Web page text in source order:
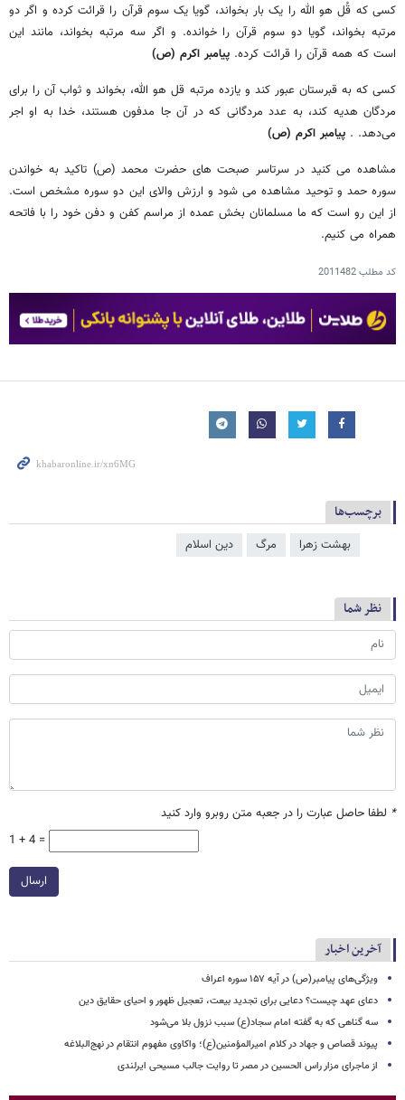
کسی که قُل هو الله را یک بار بخواند، گویا یک سوم قرآن را قرائت کرده و اگر دو
مرتبه بخواند، گویا دو سوم قرآن را خوانده. و اگر سه مرتبه بخواند، مانند این
است که همه قرآن را قرائت کرده. پیامبر اکرم (ص)
کسی که به قبرستان عبور کند و یازده مرتبه قل هو الله، بخواند و ثواب آن را برای
مردگان هدیه کند، به عدد مردگانی که در آن جا مدفون هستند، خدا به او اجر
می‌دهد. . پیامبر اکرم (ص)
مشاهده می کنید در سرتاسر صبحت های حضرت محمد (ص) تاکید به خواندن
سوره حمد و توحید مشاهده می شود و ارزش والای این دو سوره مشخص است.
از این رو است که ما مسلمانان بخش عمده از مراسم کفن و دفن خود را با فاتحه
همراه می کنیم.
کد مطلب2011482
برچسب‌ها
بهشت زهرا مرگ دین اسلام
نظر شما
* لطفا حاصل عبارت را در جعبه متن روبرو وارد کنید
1 + 4 =
ارسال
آخرین اخبار
ویژگی‌های پیامبر(ص) در آیه ۱۵۷ سوره اعراف
دعای عهد چیست؟ دعایی برای تجدید بیعت، تعجیل ظهور و احیای حقایق دین
سه گناهی که به گفته امام سجاد(ع) سبب نزول بلا می‌شود
پیوند قصاص و جهاد در کلام امیرالمؤمنین(ع)؛ واکاوی مفهوم انتقام در نهج‌البلاغه
از ماجرای مزار راس الحسین در مصر تا روایت جالب مسیحی ایرلندی